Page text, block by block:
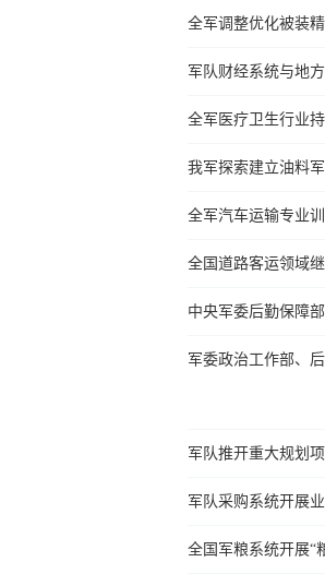
全军调整优化被装
军队财经系统与地
全军医疗卫生行业
我军探索建立油料
全军汽车运输专业
全国道路客运领域
中央军委后勤保障
军委政治工作部、
军队推开重大规划
军队采购系统开展
全国军粮系统开展“